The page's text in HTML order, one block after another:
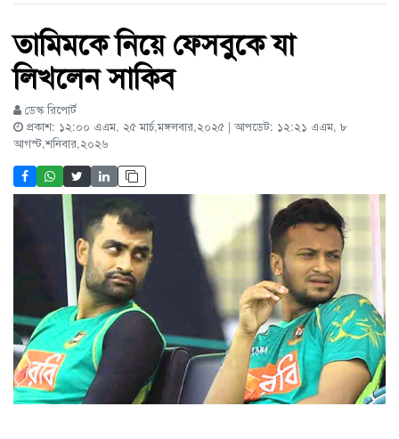
তামিমকে নিয়ে ফেসবুকে যা
লিখলেন সাকিব
ডেস্ক রিপোর্ট
প্রকাশ: ১২:০০ এএম, ২৫ মার্চ,মঙ্গলবার,২০২৫ | আপডেট: ১২:২১ এএম, ৮
আগস্ট,শনিবার,২০২৬